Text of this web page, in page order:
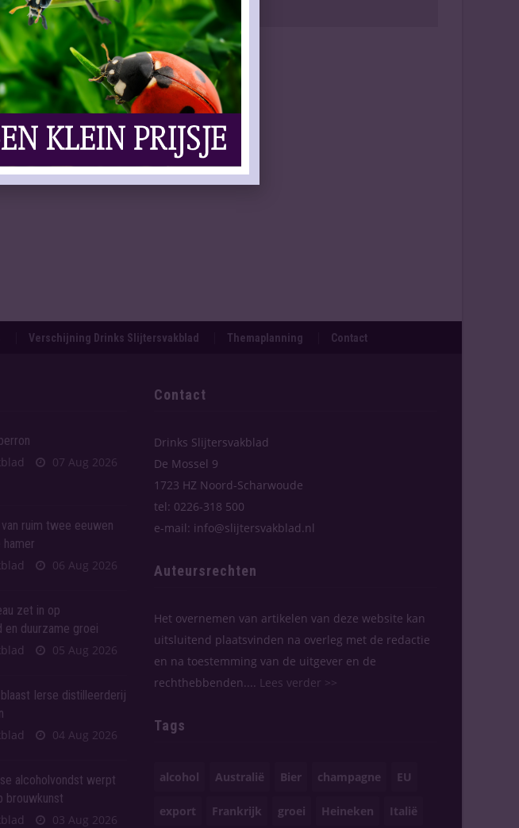
zij vaker voor
vis op tafel. Bij
Het
met het leggen
maar ook het
Verschijning Drinks Slijtersvakblad Themaplanning Contact
07 Aug 2026
ruim twee eeuwen
hamer
06 Aug 2026
zet in op
en duurzame groei
05 Aug 2026
Ierse distilleerderij
04 Aug 2026
alcoholvondst werpt
brouwkunst
03 Aug 2026
Contact
Drinks Slijtersvakblad
De Mossel 9
1723 HZ Noord-Scharwoude
tel: 0226-318 500
e-mail: info@slijtersvakblad.nl
Auteursrechten
Het overnemen van artikelen van deze website kan
uitsluitend plaatsvinden na overleg met de redactie
en na toestemming van de uitgever en de
rechthebbenden.... Lees verder >>
Tags
alcohol Australië Bier champagne EU
export Frankrijk groei Heineken Italië